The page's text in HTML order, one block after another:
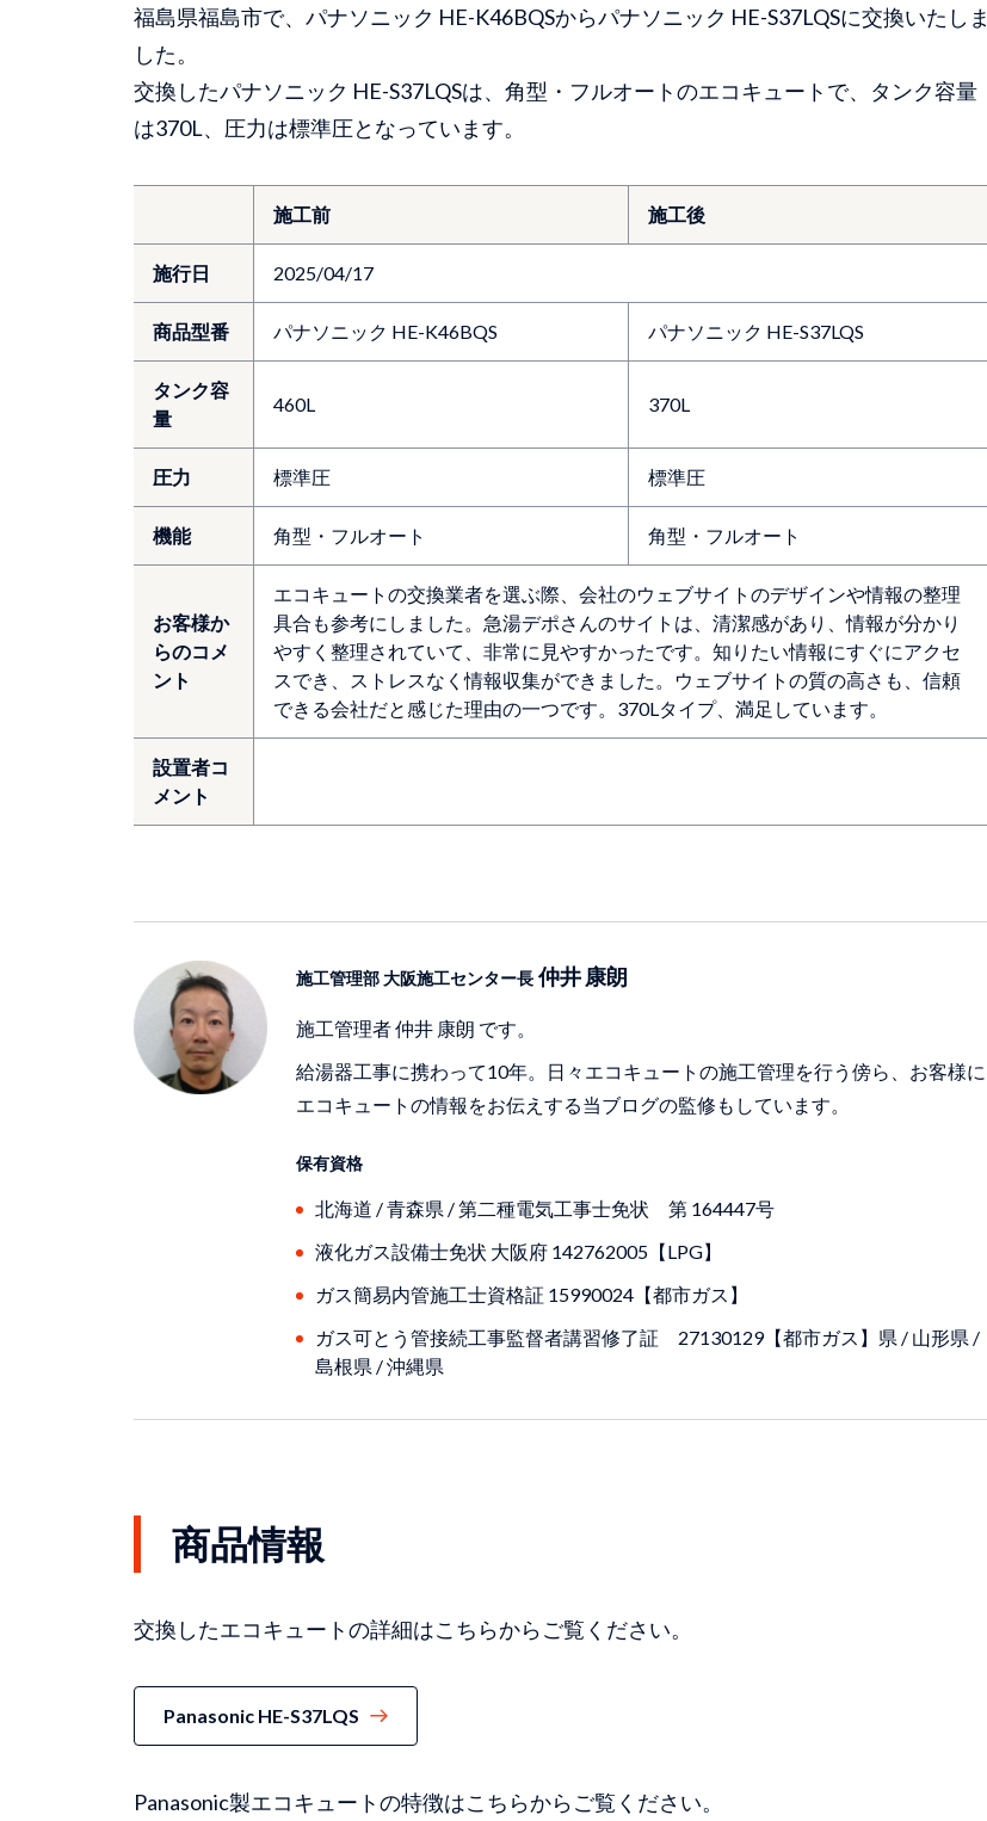
福島県福島市で、パナソニック HE-K46BQSからパナソニック HE-S37LQSに交換いたしま
した。
交換したパナソニック HE-S37LQSは、角型・フルオートのエコキュートで、タンク容量
は370L、圧力は標準圧となっています。
施工前 施工後
施行日 2025/04/17
商品型番 パナソニック HE-K46BQS パナソニック HE-S37LQS
タンク容
量
460L 370L
圧力 標準圧 標準圧
機能 角型・フルオート 角型・フルオート
お客様か
らのコメ
ント
エコキュートの交換業者を選ぶ際、会社のウェブサイトのデザインや情報の整理
具合も参考にしました。急湯デポさんのサイトは、清潔感があり、情報が分かり
やすく整理されていて、非常に見やすかったです。知りたい情報にすぐにアクセ
スでき、ストレスなく情報収集ができました。ウェブサイトの質の高さも、信頼
できる会社だと感じた理由の一つです。370Lタイプ、満足しています。
設置者コ
メント
施工管理部 大阪施工センター長 仲井 康朗
施工管理者 仲井 康朗 です。
給湯器工事に携わって10年。日々エコキュートの施工管理を行う傍ら、お客様に
エコキュートの情報をお伝えする当ブログの監修もしています。
保有資格
北海道 / ⻘森県 / 第二種電気工事士免状 第 164447号
液化ガス設備士免状 大阪府 142762005【LPG】
ガス簡易内管施工士資格証 15990024【都市ガス】
ガス可とう管接続工事監督者講習修了証 27130129【都市ガス】県 / ⼭形県 /
島根県 / 沖縄県
商品情報
交換したエコキュートの詳細はこちらからご覧ください。
Panasonic HE-S37LQS
Panasonic製エコキュートの特徴はこちらからご覧ください。